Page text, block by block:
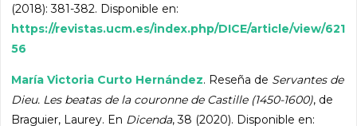
(2018): 381-382. Disponible en:
https://revistas.ucm.es/index.php/DICE/article/view/621
56
María Victoria Curto Hernández. Reseña de Servantes de
Dieu. Les beatas de la couronne de Castille (1450-1600), de
Braguier, Laurey. En Dicenda, 38 (2020). Disponible en: